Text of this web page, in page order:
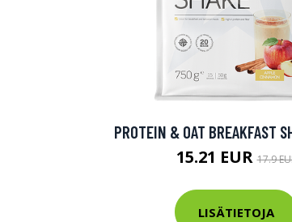
PROTEIN & OAT BREAKFAST
15.21 EUR17.9
LISÄTIETOJA